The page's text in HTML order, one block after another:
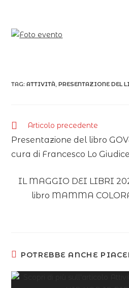
TAG:ATTIVITÀ, PRESENTAZIONE DEL
Articolo precedente
Presentazione del libro
cura di Francesco Lo Giudice
IL MAGGIO DEI LIBRI
libro MAMMA
POTREBBE ANCHE